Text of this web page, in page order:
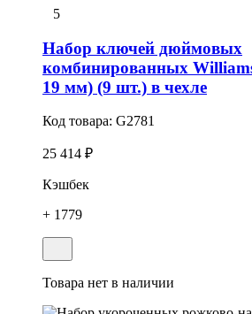
5
Набор ключей дюймовых
комбинированных
19 мм) (9 шт.) в чехле
Код товара: G2781
25 414 ₽
Кэшбек
+ 1779
Товара нет в наличии